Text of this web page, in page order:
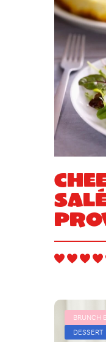
BRUNCH
DESSERT